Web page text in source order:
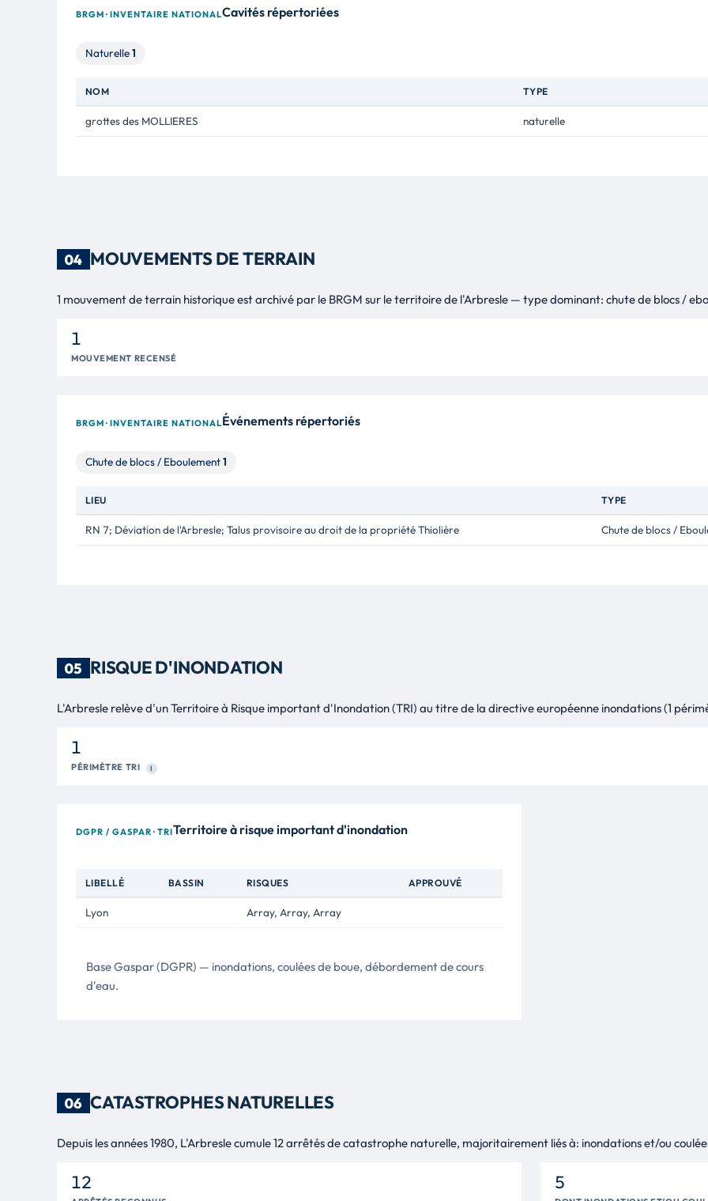
BRGM · INVENTAIRE NATIONALCavités répertoriées
Naturelle1
NOM TYPE
grottes des MOLLIERES naturelle
04 MOUVEMENTS DE TERRAIN
1 mouvement de terrain historique est archivé par le BRGM sur le territoire de l'Arbresle — type dominant: chute de blocs /
1
MOUVEMENT RECENSÉ
BRGM · INVENTAIRE NATIONALÉvénements répertoriés
Chute de blocs / Eboulement1
LIEU TYPE
RN 7; Déviation de l'Arbresle; Talus provisoire au droit de la propriété Thiolière Chute de blocs /
05 RISQUE D'INONDATION
L'Arbresle relève d'un Territoire à Risque important d'Inondation (TRI) au titre de la directive européenne inondations (1
1
PÉRIMÈTRE TRI I
DGPR / GASPAR · TRITerritoire à risque important d'inondation
LIBELLÉ BASSIN RISQUES APPROUVÉ
Lyon Array, Array, Array
Base Gaspar (DGPR) — inondations, coulées de boue, débordement de cours
d'eau.
06 CATASTROPHES NATURELLES
Depuis les années 1980, L'Arbresle cumule 12 arrêtés de catastrophe naturelle, majoritairement liés à: inondations et/ou
12 5